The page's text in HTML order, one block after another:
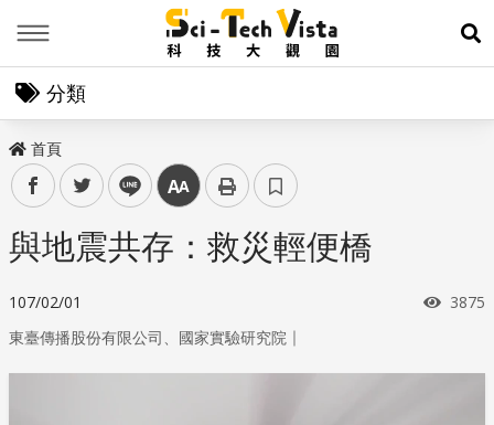
展
分類
首頁
facebooktwitter line 中
與地震共存：救災輕便橋
107/02/01 瀏覽
3875
東臺傳播股份有限公司、國家實驗研究院 ｜